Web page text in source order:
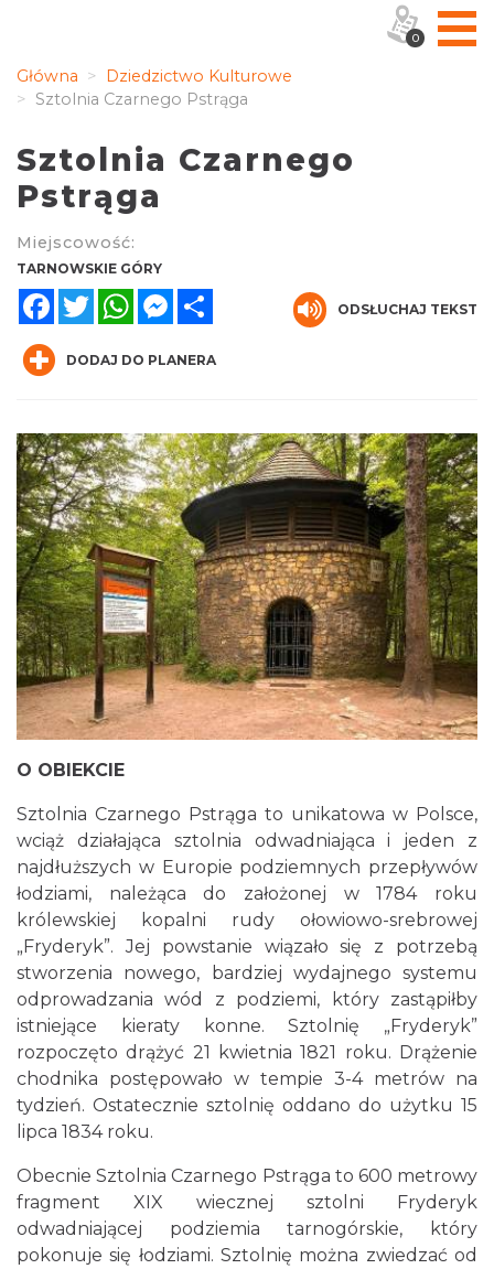
Główna
Dziedzictwo Kulturowe
Sztolnia Czarnego Pstrąga
Sztolnia Czarnego
Pstrąga
Miejscowość:
TARNOWSKIE GÓRY
FacebookTwitterWhatsAppMessenger
ODSŁUCHAJ TEKST
DODAJ DO PLANERA
O OBIEKCIE
Sztolnia Czarnego Pstrąga to unikatowa w Polsce,
wciąż działająca sztolnia odwadniająca i jeden z
najdłuższych w Europie podziemnych przepływów
łodziami, należąca do założonej w 1784 roku
królewskiej kopalni rudy ołowiowo-srebrowej
„Fryderyk”. Jej powstanie wiązało się z potrzebą
stworzenia nowego, bardziej wydajnego systemu
odprowadzania wód z podziemi, który zastąpiłby
istniejące kieraty konne. Sztolnię „Fryderyk”
rozpoczęto drążyć 21 kwietnia 1821 roku. Drążenie
chodnika postępowało w tempie 3-4 metrów na
tydzień. Ostatecznie sztolnię oddano do użytku 15
lipca 1834 roku.
Obecnie Sztolnia Czarnego Pstrąga to 600 metrowy
fragment XIX wiecznej sztolni Fryderyk
odwadniającej podziemia tarnogórskie, który
pokonuje się łodziami. Sztolnię można zwiedzać od
0